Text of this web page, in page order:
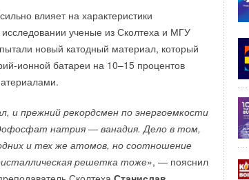
влияет на характеристики
ученые из Сколтеха и МГУ
новый катодный материал, который
ионной батареи на 10–15 процентов
и прежний рекордсмен по энергоемкости
натрия — ванадия. Дело в том,
и тех же атомов, но соотношение
решетка тоже», — пояснил
напрямую с набережной Джардин
и образуя новую общественную площадь
сотрудников с другой.
PLASTFOIL CANVAS® или геотекстиль
УКЛОН®
пенополистирол ПЕНОПЛЭКС®
пленка